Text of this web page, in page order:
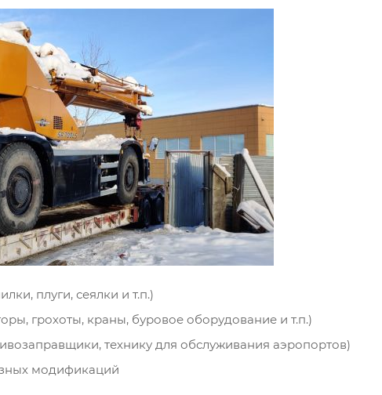
плуги, сеялки и т.п.)
грохоты, краны, буровое оборудование и т.п.)
технику для обслуживания аэропортов)
модификаций